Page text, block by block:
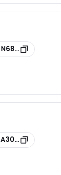
N68583000
A30150022